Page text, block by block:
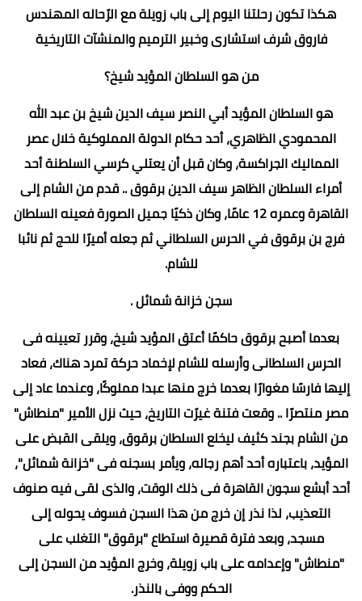
هكذا تكون رحلتنا اليوم إلى باب زويلة مع الرّحاله المهندس
فاروق شرف استشارى وخبير الترميم والمنشآت التاريخية
من هو السلطان المؤيد شيخ؟
هو السلطان المؤيد أبي النصر سيف الدين شيخ بن عبد الله
المحمودي الظاهري، أحد حكام الدولة المملوكية خلال عصر
المماليك الجراكسة، وكان قبل أن يعتلي كرسي السلطنة أحد
أمراء السلطان الظاهر سيف الدين برقوق .. قدم من الشام إلى
القاهرة وعمره 12 عامًا، وكان ذكيًا جميل الصورة فعينه السلطان
فرج بن برقوق في الحرس السلطاني ثم جعله أميرًا للحج ثم نائبا
للشام.
سجن خزانة شمائل .
بعدما أصبح برقوق حاكمًا أعتق المؤيد شيخ، وقرر تعيينه فى
الحرس السلطانى وأرسله للشام لإخماد حركة تمرد هناك، فعاد
إليها فارسًا مغوارًا بعدما خرج منها عبدا مملوكًا، وعندما عاد إلى
مصر منتصرًا .. وقعت فتنة غيرّت التاريخ، حيث نزل الأمير "منطاش"
من الشام بجند كثيف ليخلع السلطان برقوق، ويلقى القبض على
المؤيد، باعتباره أحد أهم رجاله، ويأمر بسجنه فى "خزانة شمائل"،
أحد أبشع سجون القاهرة فى ذلك الوقت، والذى لقى فيه صنوف
التعذيب، لذا نذر إن خرج من هذا السجن فسوف يحوله إلى
مسجد، وبعد فترة قصيرة استطاع "برقوق" التغلب على
"منطاش" وإعدامه على باب زويلة، وخرج المؤيد من السجن إلى
الحكم ووفى بالنذر.